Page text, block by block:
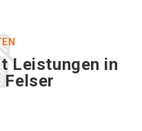
Leistungen in
Felser